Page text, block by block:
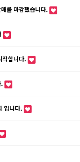
를 마감했습니다.
작합니다.
입니다.